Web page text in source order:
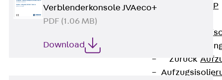
Windpost JWP
Zurück
Verblenderkonsole JVAeco+
PDF (1.06 MB)
Download